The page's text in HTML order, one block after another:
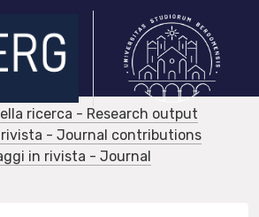
ricerca - Research output
rivista - Journal contributions
in rivista - Journal